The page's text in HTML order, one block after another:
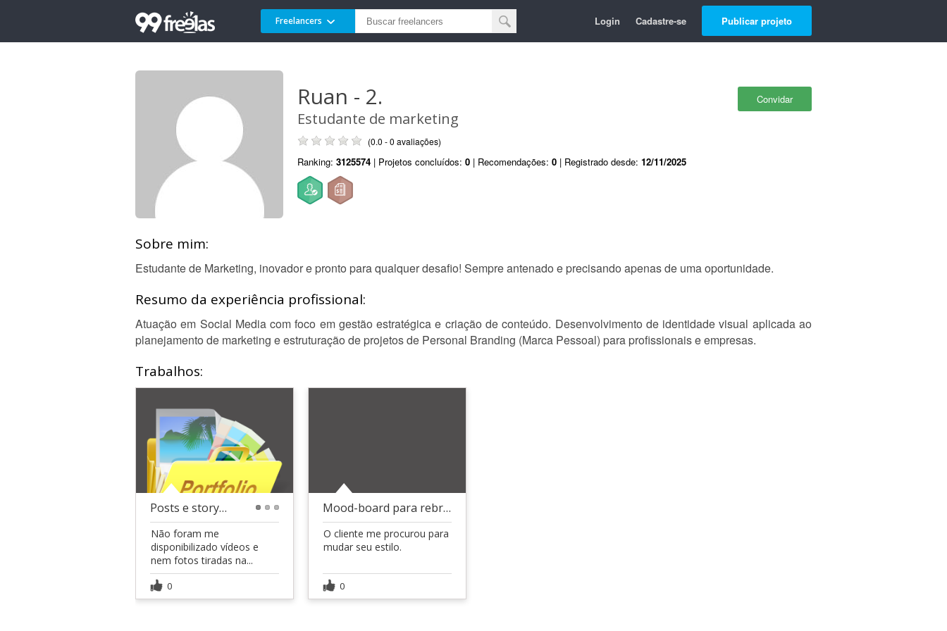
Freelancers Login Cadastre-se Publicar projeto
Convidar
Ruan - 2.
Estudante de marketing
(0.0 - 0 avaliações)
Ranking: 3125574 | Projetos concluídos: 0 | Recomendações: 0 | Registrado desde: 12/11/2025
Sobre mim:
Estudante de Marketing, inovador e pronto para qualquer desafio! Sempre antenado e precisando apenas de uma oportunidade.
Resumo da experiência profissional:
Atuação em Social Media com foco em gestão estratégica e criação de conteúdo. Desenvolvimento de identidade visual aplicada ao
planejamento de marketing e estruturação de projetos de Personal Branding (Marca Pessoal) para profissionais e empresas.
Trabalhos:
Posts e storys para clinica de estética
Não foram me
disponibilizado vídeos e
nem fotos tiradas na...
0
Mood-board para rebranding de estilo
O cliente me procurou para
mudar seu estilo.
0